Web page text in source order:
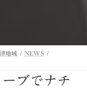
地域
NEWS
ブでナチ